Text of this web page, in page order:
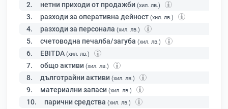
2. нетни приходи от продажби (хил. лв.)
3. разходи за оперативна дейност (хил. лв.)
4. разходи за персонала (хил. лв.)
5. счетоводна печалба/загуба (хил. лв.)
6. EBITDA (хил. лв.)
7. общо активи (хил. лв.)
8. дълготрайни активи (хил. лв.)
9. материални запаси (хил. лв.)
10. парични средства (хил. лв.)